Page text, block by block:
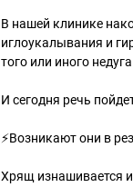
В нашей клинике
иглоукалывания и
того или иного
И сегодня речь
⚡️Возникают они в
Хрящ изнашивается